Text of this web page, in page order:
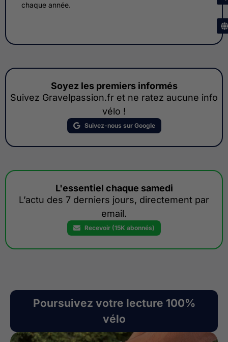
chaque année.
Soyez les premiers informés
Suivez Gravelpassion.fr et ne ratez aucune info
vélo !
Suivez-nous sur Google
L'essentiel chaque samedi
L’actu des 7 derniers jours, directement par
email.
Recevoir (15K abonnés)
Poursuivez votre lecture 100%
vélo